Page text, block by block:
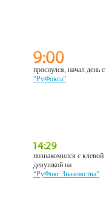
проснулся, начал день с
“РуФокса”
познакомился с клевой
девушкой на
“РуФокс Знакомства”